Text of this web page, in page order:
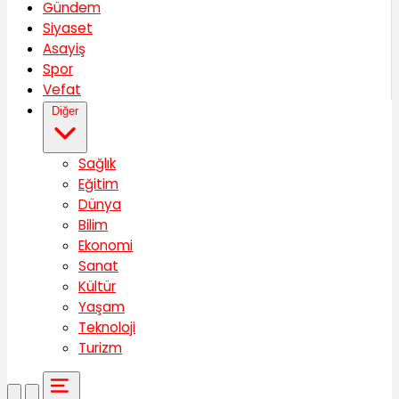
Gündem
Siyaset
Asayiş
Spor
Vefat
Diğer
Sağlık
Eğitim
Dünya
Bilim
Ekonomi
Sanat
Kültür
Yaşam
Teknoloji
Turizm